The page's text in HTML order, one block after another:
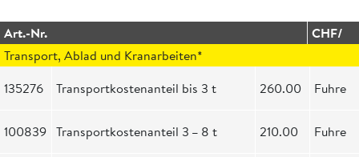
Art.-Nr.
CHF/
Transport, Ablad und Kranarbeiten*
135276
Transportkostenanteil bis 3 t 260.00 Fuhre
100839 Transportkostenanteil 3 – 8 t 210.00 Fuhre